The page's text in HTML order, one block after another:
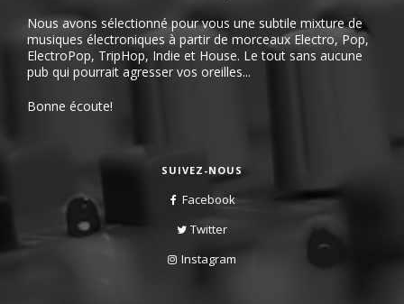
Nous avons sélectionné pour vous une subtile mixture de
musiques électroniques à partir de morceaux Electro, Pop,
ElectroPop, TripHop, Indie et House. Le tout sans aucune
pub qui pourrait agresser vos oreilles...
Bonne écoute!
SUIVEZ-NOUS
Facebook
Twitter
Instagram